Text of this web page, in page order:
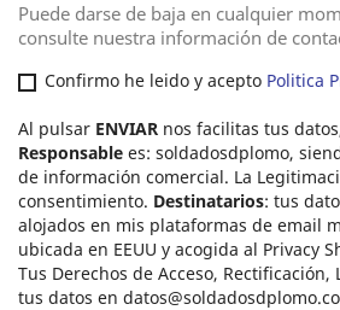
Puede darse de baja en cualquier
consulte nuestra información de
Confirmo he leido y acepto Politica
Al pulsar ENVIAR nos facilitas tus
Responsable es: soldadosdplomo,
de información comercial. La
consentimiento. Destinatarios: tus
alojados en mis plataformas de email
ubicada en EEUU y acogida al Privacy
Tus Derechos de Acceso,
tus datos en